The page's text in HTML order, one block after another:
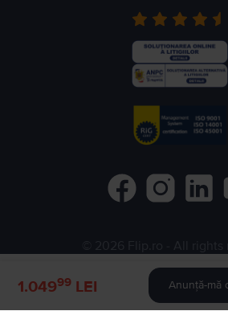
1.04999 LEI Anunță-mă
Flip.gr